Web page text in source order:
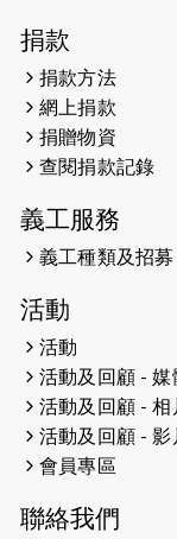
2026-04-30
2026-04-25
2026-04-24
2026-04-23
2026-04-19
2026-04-16
2026-04-12
捐款
捐款方法
網上捐款
捐贈物資
查閱捐款記錄
義工服務
義工種類及招募
活動
活動
活動及回顧 - 媒
活動及回顧 - 相
活動及回顧 - 影
會員專區
聯絡我們